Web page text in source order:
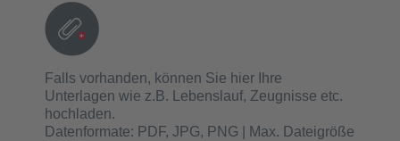
Falls vorhanden, können Sie hier Ihre
Unterlagen wie z.B. Lebenslauf, Zeugnisse etc.
hochladen.
Datenformate: PDF, JPG, PNG | Max. Dateigröße